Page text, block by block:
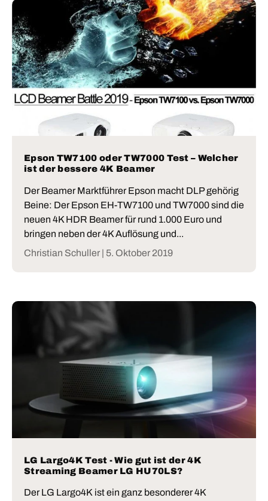
Epson TW7100 oder TW7000 Test – Welcher
ist der bessere 4K Beamer
Der Beamer Marktführer Epson macht DLP gehörig
Beine: Der Epson EH-TW7100 und TW7000 sind die
neuen 4K HDR Beamer für rund 1.000 Euro und
bringen neben der 4K Auflösung und...
Christian Schuller | 5. Oktober 2019
LG Largo4K Test - Wie gut ist der 4K
Streaming Beamer LG HU70LS?
Der LG Largo4K ist ein ganz besonderer 4K